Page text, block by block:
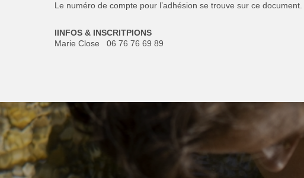
Le numéro de compte pour l’adhésion se trouve sur ce document.
IINFOS & INSCRITPIONS
Marie Close 06 76 76 69 89